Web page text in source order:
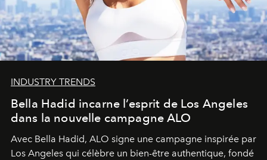
INDUSTRY TRENDS
Bella Hadid incarne l’esprit de Los Angeles
dans la nouvelle campagne ALO
Avec Bella Hadid, ALO signe une campagne inspirée par
Los Angeles qui célèbre un bien-être authentique, fondé